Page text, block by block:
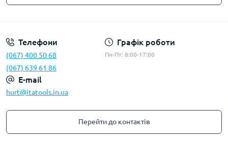
Телефони
(067) 400 50 68
(067) 639 61 86
Графік роботи
Пн-Пт: 8:00-17:00
E-mail
hurt@itatools.in.ua
Перейти до контактів